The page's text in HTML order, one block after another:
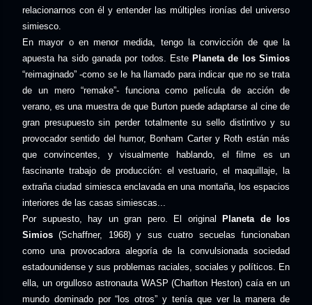
relacionarnos con él y entender las múltiples ironías del universo
simiesco.
En mayor o en menor medida, tengo la convicción de que la
apuesta ha sido ganada por todos. Este Planeta de los Simios
“reimaginado” -como se le ha llamado para indicar que no se trata
de un mero “remake”- funciona como película de acción de
verano, es una muestra de que Burton puede adaptarse al cine de
gran presupuesto sin perder totalmente su sello distintivo y su
provocador sentido del humor, Bonham Carter y Roth están más
que convincentes, y visualmente hablando, el filme es un
fascinante trabajo de producción: el vestuario, el maquillaje, la
extraña ciudad simiesca enclavada en una montaña, los espacios
interiores de las casas simiescas...
Por supuesto, hay un gran pero. El original
Planeta de los
Simios (Schaffner, 1968) y sus cuatro secuelas funcionaban
como una provocadora alegoría de la convulsionada sociedad
estadounidense y sus problemas raciales, sociales y políticos. En
ella, un orgulloso astronauta WASP (Charlton Heston) caía en un
mundo dominado por “los otros” y tenía que ver la manera de